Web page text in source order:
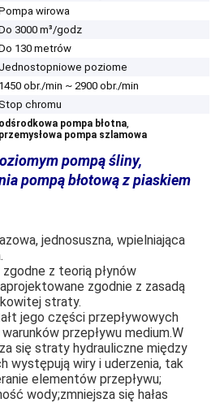
wirowa
3000 m³/godz
130 metrów
Jednostopniowe poziome
1450 obr./min ~ 2900 obr./min
chromu
odśrodkowa pompa błotna,
przemysłowa pompa szlamowa
pompą śliny,
pompą błotową z piaskiem
jednosuszna, wpielniająca
z teorią płynów
zgodnie z zasadą
straty.
jego części przepływowych
przepływu medium.W
się straty hydrauliczne między
występują wiry i uderzenia, tak
elementów przepływu;
wody;zmniejsza się hałas